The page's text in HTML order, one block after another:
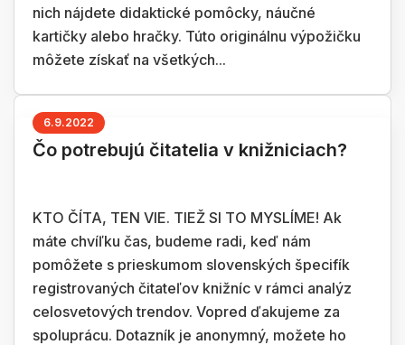
nich nájdete didaktické pomôcky, náučné
kartičky alebo hračky. Túto originálnu výpožičku
môžete získať na všetkých...
6.9.2022
Čo potrebujú čitatelia v knižniciach?
KTO ČÍTA, TEN VIE. TIEŽ SI TO MYSLÍME! Ak
máte chvíľku čas, budeme radi, keď nám
pomôžete s prieskumom slovenských špecifík
registrovaných čitateľov knižníc v rámci analýz
celosvetových trendov. Vopred ďakujeme za
spoluprácu. Dotazník je anonymný, možete ho